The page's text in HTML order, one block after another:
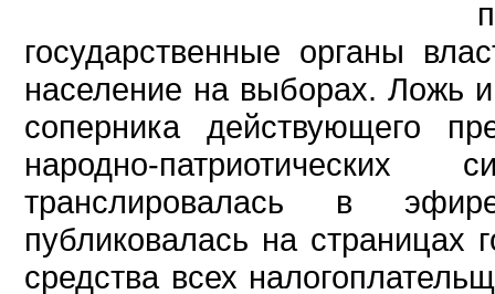
государственные органы
население на выборах. Ложь и
соперника действующего
народно-
транслировалась в
публиковалась на страницах
средства всех